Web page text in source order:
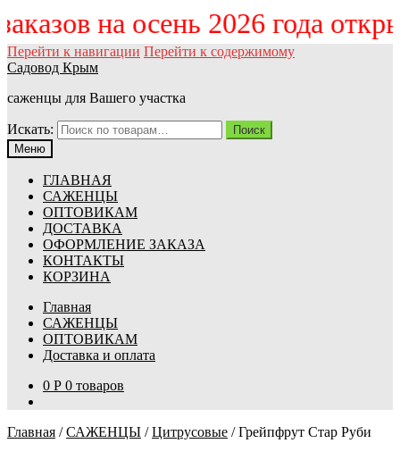
заказов на осень 2026 года
Перейти к навигации Перейти к содержимому
Садовод Крым
саженцы для Вашего участка
Искать:
Поиск
Меню
ГЛАВНАЯ
САЖЕНЦЫ
ОПТОВИКАМ
ДОСТАВКА
ОФОРМЛЕНИЕ ЗАКАЗА
КОНТАКТЫ
КОРЗИНА
Главная
САЖЕНЦЫ
ОПТОВИКАМ
Доставка и оплата
0 Р 0 товаров
Главная /САЖЕНЦЫ /Цитрусовые /Грейпфрут Стар Руби